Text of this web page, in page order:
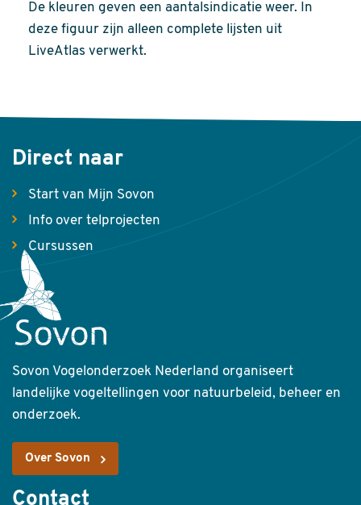
De kleuren geven een aantalsindicatie weer. In
deze figuur zijn alleen complete lijsten uit
LiveAtlas verwerkt.
Direct naar
Start van Mijn Sovon
Info over telprojecten
Cursussen
Sovon Vogelonderzoek Nederland organiseert
landelijke vogeltellingen voor natuurbeleid, beheer en
onderzoek.
Over Sovon
Contact